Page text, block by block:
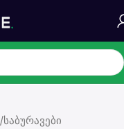
საბურავები